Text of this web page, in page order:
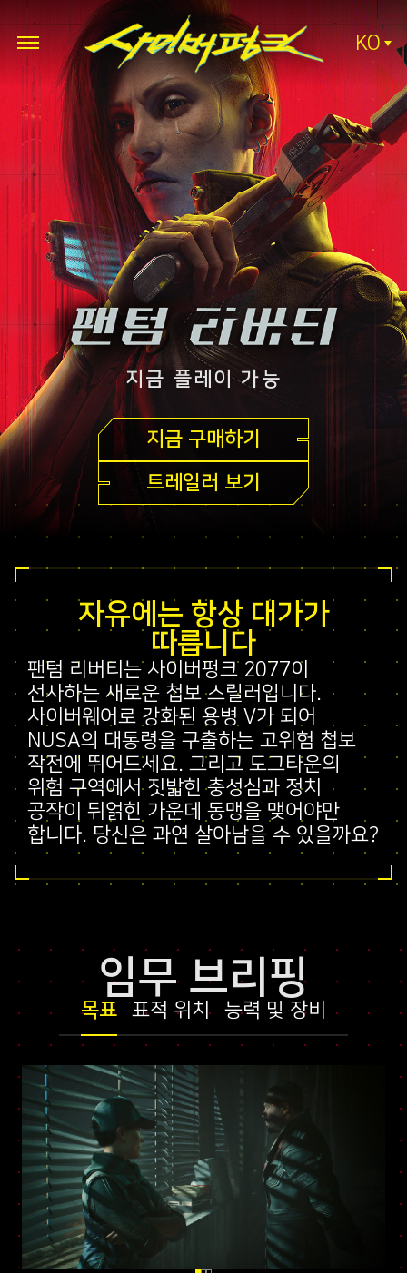
KO
지금 플레이 가능
지금 구매하기
트레일러 보기
자유에는 항상 대가가
따릅니다
팬텀 리버티는 사이버펑크 2077이
선사하는 새로운 첩보 스릴러입니다.
사이버웨어로 강화된 용병 V가 되어
NUSA의 대통령을 구출하는 고위험 첩보
작전에 뛰어드세요. 그리고 도그타운의
위험 구역에서 짓밟힌 충성심과 정치
공작이 뒤얽힌 가운데 동맹을 맺어야만
합니다. 당신은 과연 살아남을 수 있을까요?
임무 브리핑
목표 표적 위치 능력 및 장비